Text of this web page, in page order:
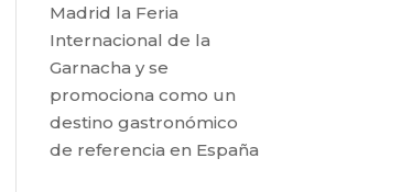
Madrid la Feria
Internacional de la
Garnacha y se
promociona como un
destino gastronómico
de referencia en España